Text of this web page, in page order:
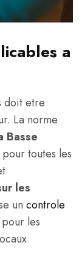
a
doit etre
La norme
Basse
toutes les
les
un controle
les